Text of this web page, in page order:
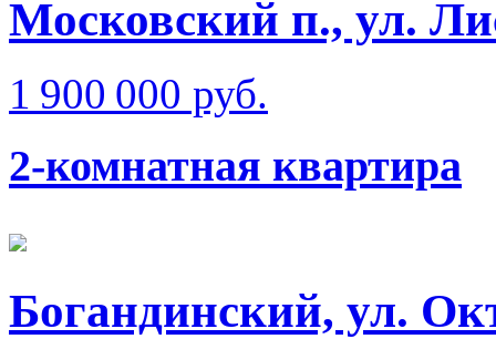
Московский п., ул.
1 900 000 руб.
2-комнатная квартира
Богандинский, ул.